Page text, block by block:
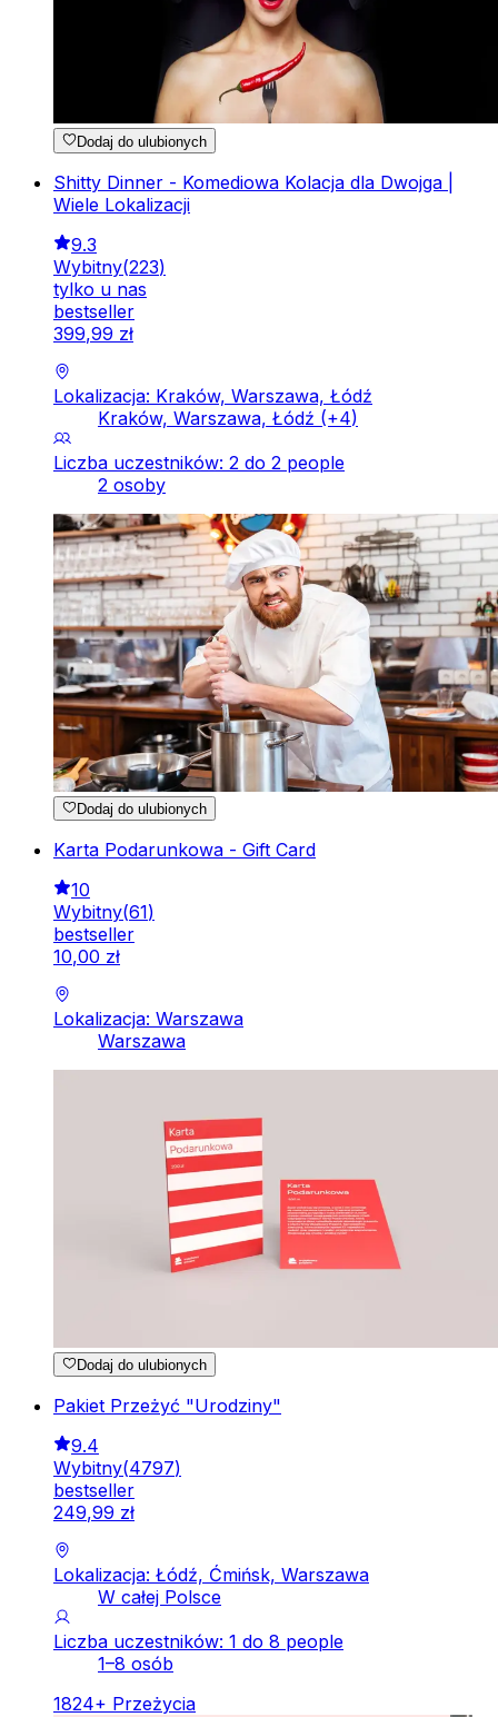
Dodaj do ulubionych
Shitty Dinner - Komediowa Kolacja dla Dwojga |
Wiele Lokalizacji
9.3
Wybitny(223)
tylko u nas
bestseller
399,99 zł
Lokalizacja: Kraków, Warszawa, Łódź
Kraków, Warszawa, Łódź (+4)
Liczba uczestników: 2 do 2 people
2 osoby
Dodaj do ulubionych
Karta Podarunkowa - Gift Card
10
Wybitny(61)
bestseller
10,00 zł
Lokalizacja: Warszawa
Warszawa
Dodaj do ulubionych
Pakiet Przeżyć "Urodziny"
9.4
Wybitny(4797)
bestseller
249,99 zł
Lokalizacja: Łódź, Ćmińsk, Warszawa
W całej Polsce
Liczba uczestników: 1 do 8 people
1–8 osób
1824+ Przeżycia